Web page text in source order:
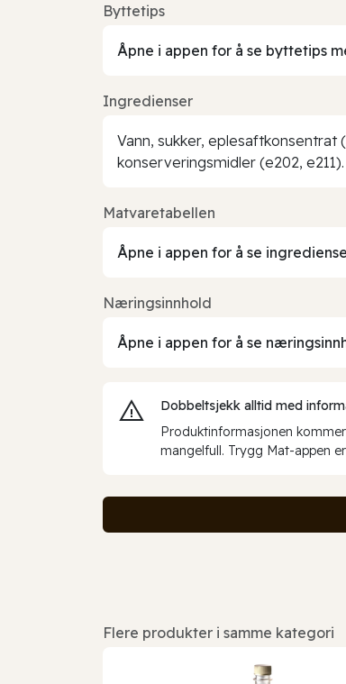
Byttetips
Åpne i appen for å se byttetips
Ingredienser
Vann, sukker,
konserveringsmidler (e202, e211).
Matvaretabellen
Åpne i appen for å se
Næringsinnhold
Åpne i appen for å se
Dobbeltsjekk alltid med
Produktinformasjonen
mangelfull. Trygg Mat-appen
Flere produkter i samme kategori